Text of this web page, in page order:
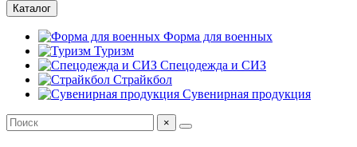
Каталог
Форма для военных
Туризм
Спецодежда и СИЗ
Страйкбол
Сувенирная продукция
×